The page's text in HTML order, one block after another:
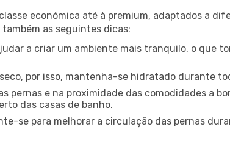
económica até à premium, adaptados a
as seguintes dicas:
a criar um ambiente mais tranquilo, o que
por isso, mantenha-se hidratado durante
pernas e na proximidade das comodidades a
das casas de banho.
se para melhorar a circulação das pernas